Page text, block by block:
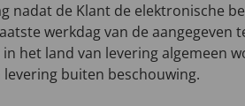
nadat de Klant de elektronische
werkdag van de
het land van levering algemeen
buiten beschouwing.